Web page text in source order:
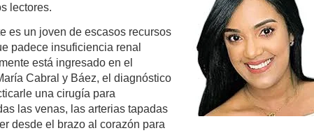
lectores.
es un joven de escasos recursos
padece insuficiencia renal
está ingresado en el
Cabral y Báez, el diagnóstico
una cirugía para
las venas, las arterias tapadas
desde el brazo al corazón para